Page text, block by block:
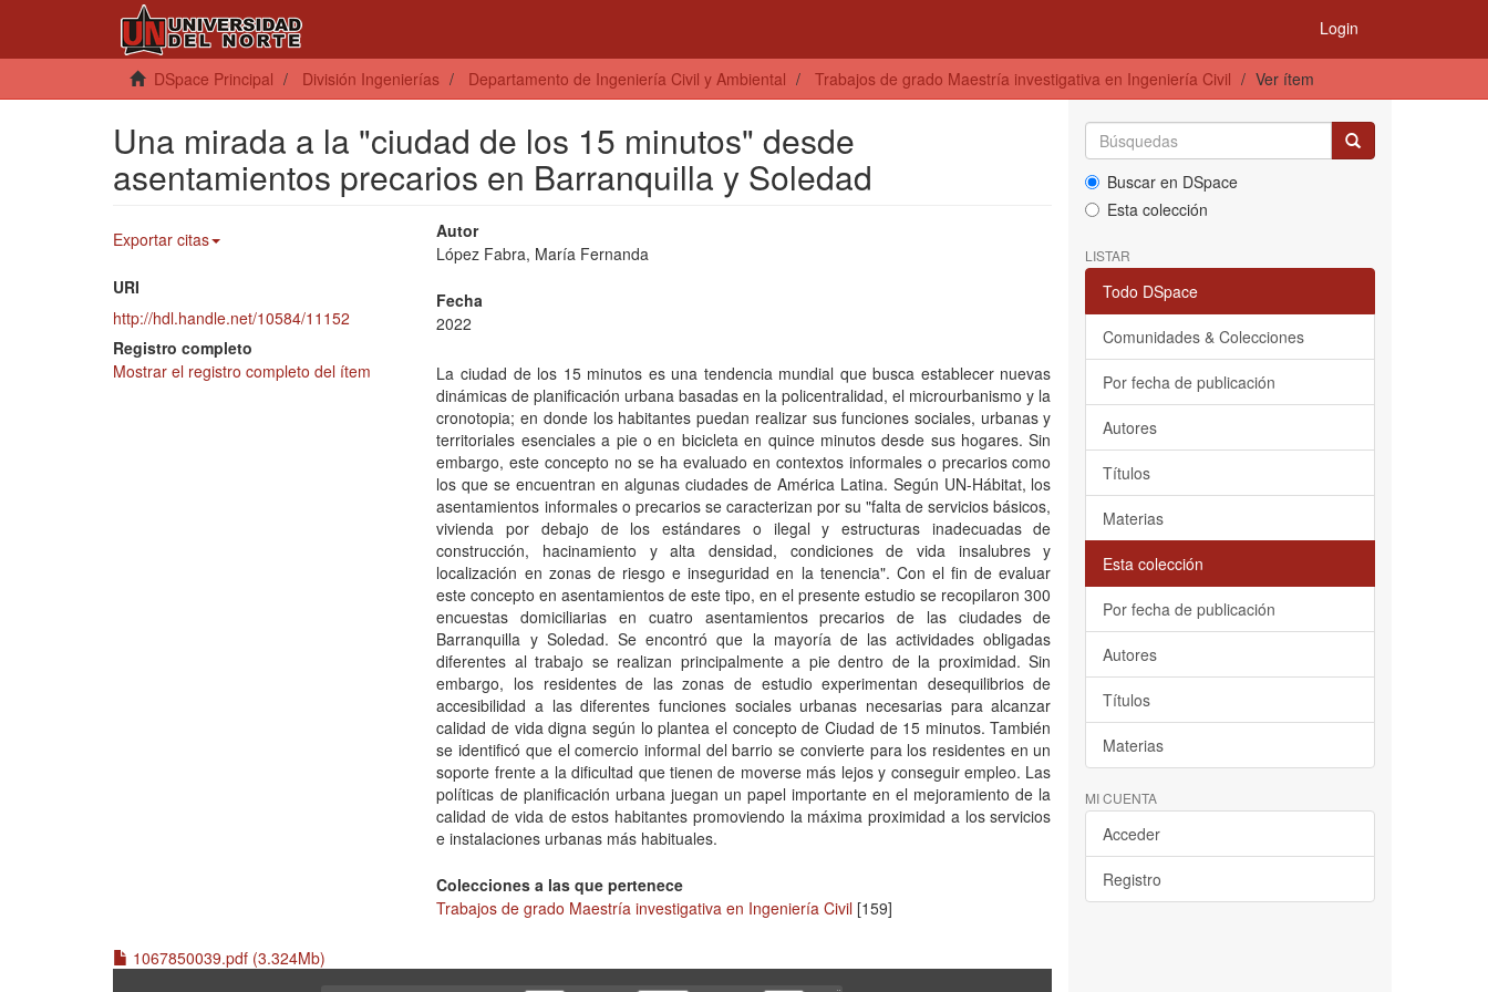
Login
DSpace Principal División Ingenierías Departamento de Ingeniería Civil y Ambiental Trabajos de grado Maestría investigativa en Ingeniería Civil Ver ítem
Una mirada a la "ciudad de los 15 minutos" desde
asentamientos precarios en Barranquilla y Soledad
Exportar citas
URI
http://hdl.handle.net/10584/11152
Registro completo
Mostrar el registro completo del ítem
Autor
López Fabra, María Fernanda
Fecha
2022
La ciudad de los 15 minutos es una tendencia mundial que busca establecer nuevas
dinámicas de planificación urbana basadas en la policentralidad, el microurbanismo y la
cronotopia; en donde los habitantes puedan realizar sus funciones sociales, urbanas y
territoriales esenciales a pie o en bicicleta en quince minutos desde sus hogares. Sin
embargo, este concepto no se ha evaluado en contextos informales o precarios como
los que se encuentran en algunas ciudades de América Latina. Según UN-Hábitat, los
asentamientos informales o precarios se caracterizan por su "falta de servicios básicos,
vivienda por debajo de los estándares o ilegal y estructuras inadecuadas de
construcción, hacinamiento y alta densidad, condiciones de vida insalubres y
localización en zonas de riesgo e inseguridad en la tenencia". Con el fin de evaluar
este concepto en asentamientos de este tipo, en el presente estudio se recopilaron 300
encuestas domiciliarias en cuatro asentamientos precarios de las ciudades de
Barranquilla y Soledad. Se encontró que la mayoría de las actividades obligadas
diferentes al trabajo se realizan principalmente a pie dentro de la proximidad. Sin
embargo, los residentes de las zonas de estudio experimentan desequilibrios de
accesibilidad a las diferentes funciones sociales urbanas necesarias para alcanzar
calidad de vida digna según lo plantea el concepto de Ciudad de 15 minutos. También
se identificó que el comercio informal del barrio se convierte para los residentes en un
soporte frente a la dificultad que tienen de moverse más lejos y conseguir empleo. Las
políticas de planificación urbana juegan un papel importante en el mejoramiento de la
calidad de vida de estos habitantes promoviendo la máxima proximidad a los servicios
e instalaciones urbanas más habituales.
Colecciones a las que pertenece
Trabajos de grado Maestría investigativa en Ingeniería Civil [159]
1067850039.pdf (3.324Mb)
Buscar en DSpace
Esta colección
LISTAR
Todo DSpace
Comunidades & Colecciones
Por fecha de publicación
Autores
Títulos
Materias
Esta colección
Por fecha de publicación
Autores
Títulos
Materias
MI CUENTA
Acceder
Registro